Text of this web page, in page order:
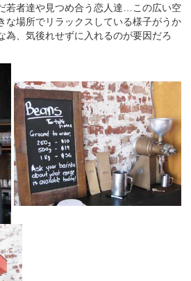
若者達や見つめ合う恋人達…この広い空
な場所でリラックスしている様子がうか
為、気後れせずに入れるのが要因だろ